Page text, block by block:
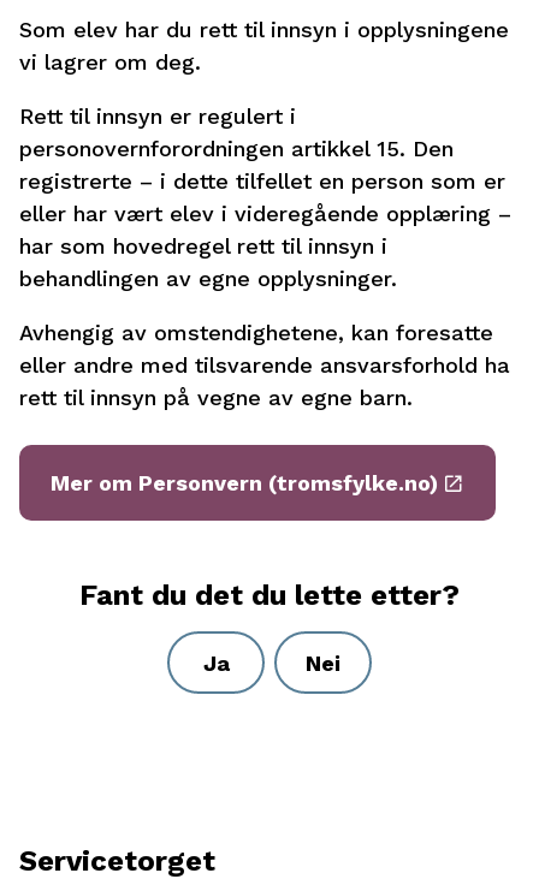
Som elev har du rett til innsyn i opplysningene
vi lagrer om deg.
Rett til innsyn er regulert i
personovernforordningen artikkel 15. Den
registrerte – i dette tilfellet en person som er
eller har vært elev i videregående opplæring –
har som hovedregel rett til innsyn i
behandlingen av egne opplysninger.
Avhengig av omstendighetene, kan foresatte
eller andre med tilsvarende ansvarsforhold ha
rett til innsyn på vegne av egne barn.
Mer om Personvern (tromsfylke.no)
Fant du det du lette etter?
Ja Nei
Servicetorget